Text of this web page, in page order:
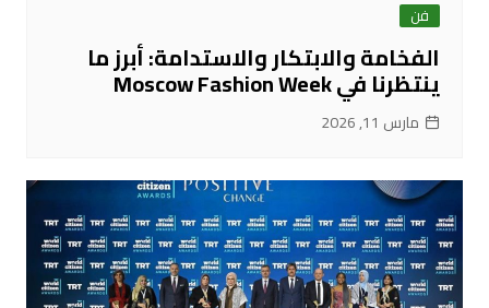
فن
الفخامة والابتكار والاستدامة: أبرز ما
ينتظرنا في Moscow Fashion Week
مارس 11, 2026